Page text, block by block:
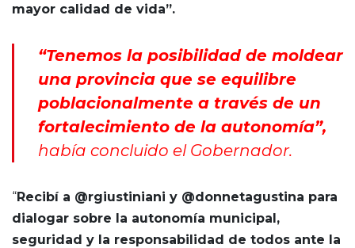
mayor calidad de vida”.
“Tenemos la posibilidad de moldear
una provincia que se equilibre
poblacionalmente a través de un
fortalecimiento de la autonomía”,
había concluido el Gobernador.
“Recibí a @rgiustiniani y @donnetagustina para
dialogar sobre la autonomía municipal,
seguridad y la responsabilidad de todos ante la